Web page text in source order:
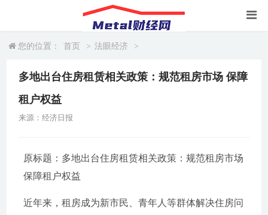
您的位置： 首页 > 法眼经济 >
多地出台住房租赁相关政策：规范租房市场 保障
租户权益
来源：经济日报
原标题：多地出台住房租赁相关政策：规范租房市场
保障租户权益
近年来，租房成为新市民、青年人等群体解决住房问